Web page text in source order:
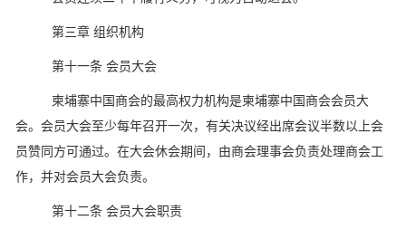
第三章 组织机构
第十一条 会员大会
柬埔寨中国商会的最高权力机构是柬埔寨中国商会会员大
会。会员大会至少每年召开一次，有关决议经出席会议半数以上会
员赞同方可通过。在大会休会期间，由商会理事会负责处理商会工
作，并对会员大会负责。
第十二条 会员大会职责